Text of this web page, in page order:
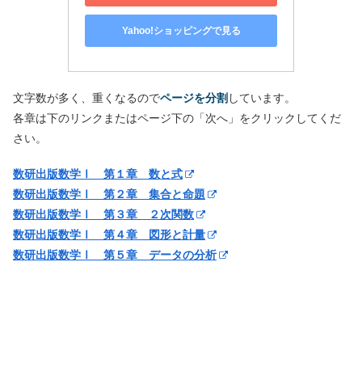
Yahoo!ショッピングで見る
文字数が多く、重くなるのでページを分割 しています。
各章は下のリンクまたはページ下の「次へ」をクリックしてくだ
さい。
数研出版数学Ⅰ 第１章 数と式
数研出版数学Ⅰ 第２章 集合と命題
数研出版数学Ⅰ 第３章 ２次関数
数研出版数学Ⅰ 第４章 図形と計量
数研出版数学Ⅰ 第５章 データの分析